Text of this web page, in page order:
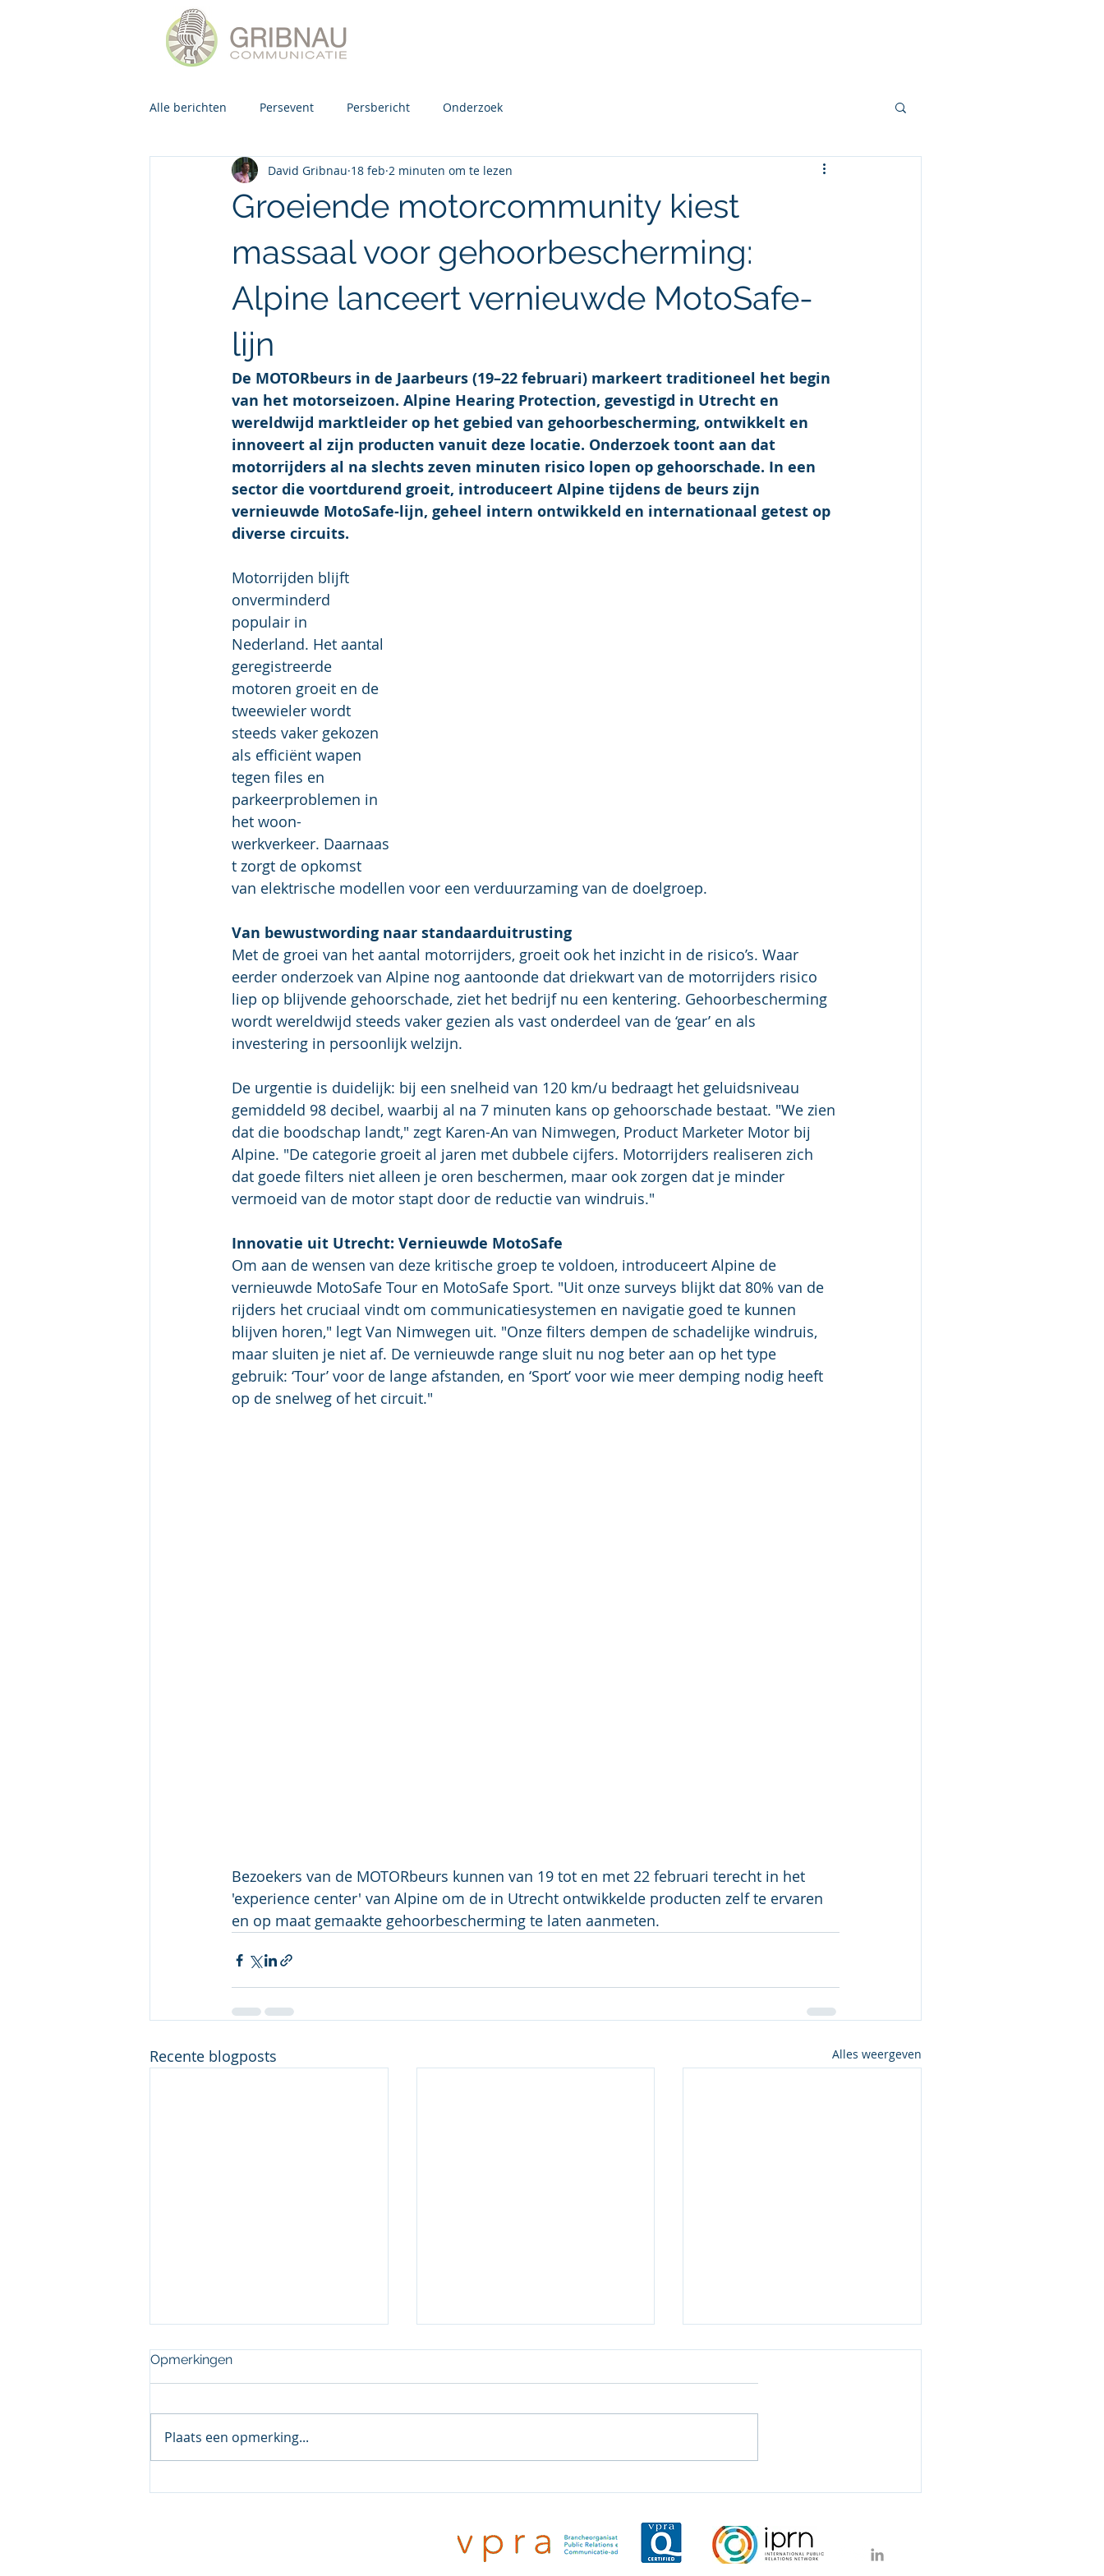
Alle berichten Persevent Persbericht Onderzoek
Groeiende motorcommunity kiest
massaal voor gehoorbescherming:
Alpine lanceert vernieuwde MotoSafe-
lijn
David Gribnau 18 feb 2 minuten om te lezen
De MOTORbeurs in de Jaarbeurs (19–22 februari) markeert traditioneel het begin
van het motorseizoen. Alpine Hearing Protection, gevestigd in Utrecht en
wereldwijd marktleider op het gebied van gehoorbescherming, ontwikkelt en
innoveert al zijn producten vanuit deze locatie. Onderzoek toont aan dat
motorrijders al na slechts zeven minuten risico lopen op gehoorschade. In een
sector die voortdurend groeit, introduceert Alpine tijdens de beurs zijn
vernieuwde MotoSafe-lijn, geheel intern ontwikkeld en internationaal getest op
diverse circuits.
Motorrijden blijft
onverminderd
populair in
Nederland. Het aantal
geregistreerde
motoren groeit en de
tweewieler wordt
steeds vaker gekozen
als efficiënt wapen
tegen files en
parkeerproblemen in
het woon-
werkverkeer. Daarnaas
t zorgt de opkomst
van elektrische modellen voor een verduurzaming van de doelgroep.
Van bewustwording naar standaarduitrusting
Met de groei van het aantal motorrijders, groeit ook het inzicht in de risico’s. Waar
eerder onderzoek van Alpine nog aantoonde dat driekwart van de motorrijders risico
liep op blijvende gehoorschade, ziet het bedrijf nu een kentering. Gehoorbescherming
wordt wereldwijd steeds vaker gezien als vast onderdeel van de ‘gear’ en als
investering in persoonlijk welzijn.
De urgentie is duidelijk: bij een snelheid van 120 km/u bedraagt het geluidsniveau
gemiddeld 98 decibel, waarbij al na 7 minuten kans op gehoorschade bestaat. "We zien
dat die boodschap landt," zegt Karen-An van Nimwegen, Product Marketer Motor bij
Alpine. "De categorie groeit al jaren met dubbele cijfers. Motorrijders realiseren zich
dat goede filters niet alleen je oren beschermen, maar ook zorgen dat je minder
vermoeid van de motor stapt door de reductie van windruis."
Innovatie uit Utrecht: Vernieuwde MotoSafe
Om aan de wensen van deze kritische groep te voldoen, introduceert Alpine de
vernieuwde MotoSafe Tour en MotoSafe Sport. "Uit onze surveys blijkt dat 80% van de
rijders het cruciaal vindt om communicatiesystemen en navigatie goed te kunnen
blijven horen," legt Van Nimwegen uit. "Onze filters dempen de schadelijke windruis,
maar sluiten je niet af. De vernieuwde range sluit nu nog beter aan op het type
gebruik: ‘Tour’ voor de lange afstanden, en ‘Sport’ voor wie meer demping nodig heeft
op de snelweg of het circuit."
Bezoekers van de MOTORbeurs kunnen van 19 tot en met 22 februari terecht in het
'experience center' van Alpine om de in Utrecht ontwikkelde producten zelf te ervaren
en op maat gemaakte gehoorbescherming te laten aanmeten.
Recente blogposts Alles weergeven
Meat voor internationale
expansie
investeringsronde
Opmerkingen
Plaats een opmerking...